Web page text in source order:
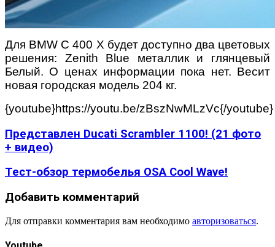
Для BMW C 400 X будет доступно два цветовых
решения: Zenith Blue металлик и глянцевый
Белый. О ценах информации пока нет. Весит
новая городская модель 204 кг.
{youtube}https://youtu.be/zBszNwMLzVc{/youtube}
Представлен Ducati Scrambler 1100! (21 фото
+ видео)
Тест-обзор термобелья OSA Cool Wave!
Добавить комментарий
Для отправки комментария вам необходимо авторизоваться.